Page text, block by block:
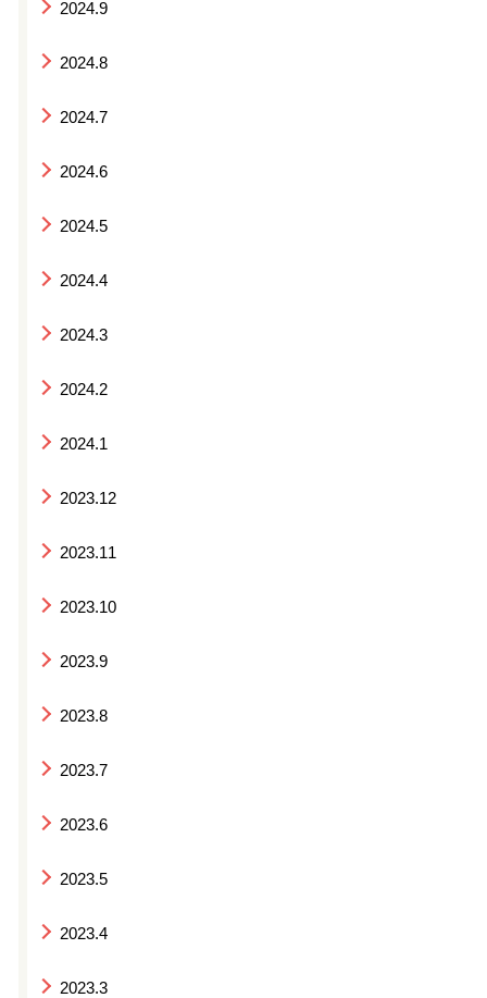
2024.9
2024.8
2024.7
2024.6
2024.5
2024.4
2024.3
2024.2
2024.1
2023.12
2023.11
2023.10
2023.9
2023.8
2023.7
2023.6
2023.5
2023.4
2023.3